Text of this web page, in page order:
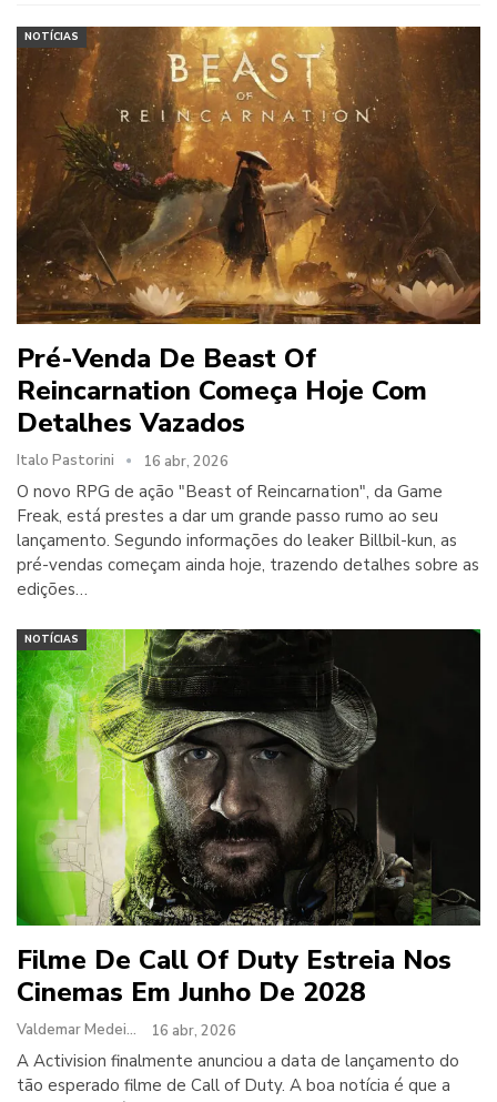
NOTÍCIAS
Pré-Venda De Beast Of
Reincarnation Começa Hoje Com
Detalhes Vazados
Italo Pastorini 16 abr, 2026
O novo RPG de ação "Beast of Reincarnation", da Game
Freak, está prestes a dar um grande passo rumo ao seu
lançamento. Segundo informações do leaker Billbil-kun, as
pré-vendas começam ainda hoje, trazendo detalhes sobre as
edições…
NOTÍCIAS
Filme De Call Of Duty Estreia Nos
Cinemas Em Junho De 2028
Valdemar Medeiros 16 abr, 2026
A Activision finalmente anunciou a data de lançamento do
tão esperado filme de Call of Duty. A boa notícia é que a